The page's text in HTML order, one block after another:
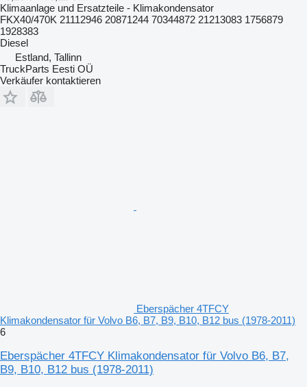
Klimaanlage und Ersatzteile - Klimakondensator
FKX40/470K 21112946 20871244 70344872 21213083 1756879
1928383
Diesel
Estland, Tallinn
TruckParts Eesti OÜ
Verkäufer kontaktieren
Eberspächer 4TFCY
Klimakondensator für Volvo B6, B7, B9, B10, B12 bus (1978-2011)
6
Eberspächer 4TFCY Klimakondensator für Volvo B6, B7,
B9, B10, B12 bus (1978-2011)